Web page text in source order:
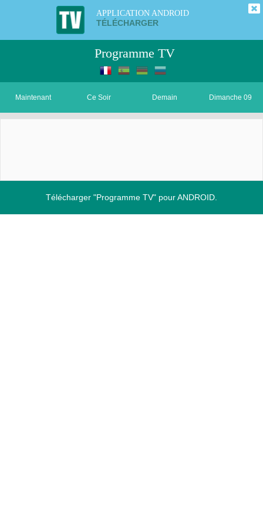
APPLICATION ANDROID
TÉLÉCHARGER
Programme TV
Maintenant Ce Soir Demain Dimanche 09
Télécharger "Programme TV" pour ANDROID.